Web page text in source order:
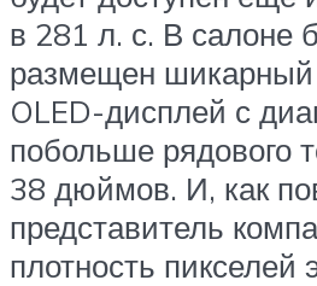
в 281 л. с. В салоне
размещен шикарный
OLED-дисплей с
побольше рядового
38 дюймов. И, как
представитель
плотность пикселей